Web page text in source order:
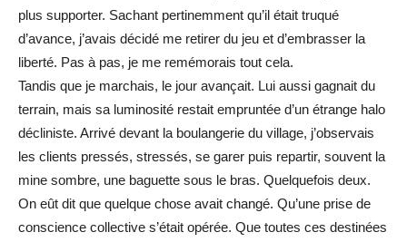
plus supporter. Sachant pertinemment qu’il était truqué
d’avance, j’avais décidé me retirer du jeu et d’embrasser la
liberté. Pas à pas, je me remémorais tout cela.
Tandis que je marchais, le jour avançait. Lui aussi gagnait du
terrain, mais sa luminosité restait empruntée d’un étrange halo
décliniste. Arrivé devant la boulangerie du village, j’observais
les clients pressés, stressés, se garer puis repartir, souvent la
mine sombre, une baguette sous le bras. Quelquefois deux.
On eût dit que quelque chose avait changé. Qu’une prise de
conscience collective s’était opérée. Que toutes ces destinées